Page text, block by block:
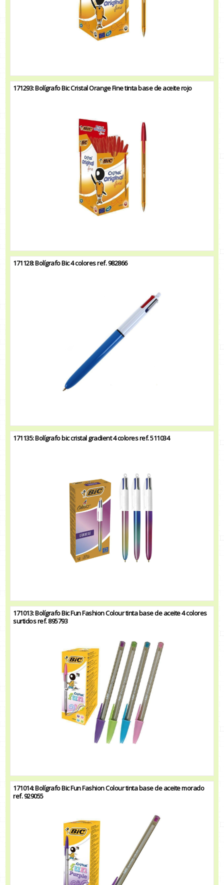
171293: Bolígrafo Bic Cristal Orange Fine tinta base de aceite rojo
171128: Bolígrafo Bic 4 colores ref. 982866
171135: Bolígrafo bic cristal gradient 4 colores ref. 511034
171013: Bolígrafo Bic Fun Fashion Colour tinta base de aceite 4 colores
surtidos ref. 895793
171014: Bolígrafo Bic Fun Fashion Colour tinta base de aceite morado
ref. 929055